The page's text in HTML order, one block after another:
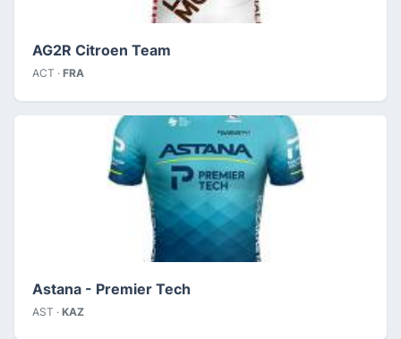
AG2R Citroen Team
ACT · FRA
Astana - Premier Tech
AST · KAZ